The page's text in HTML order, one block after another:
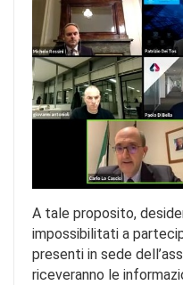
A tale proposito,
impossibilitati a
presenti in sede
riceveranno le